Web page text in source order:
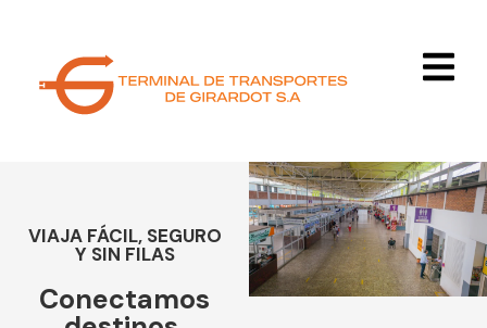
VIAJA FÁCIL, SEGURO
Y SIN FILAS
Conectamos